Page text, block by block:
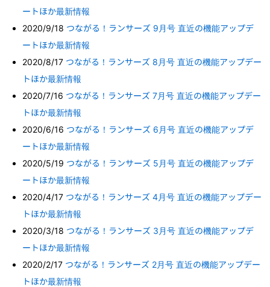
ートほか最新情報
2020/9/18 つながる！ランサーズ 9月号 直近の機能アップデ
ートほか最新情報
2020/8/17 つながる！ランサーズ 8月号 直近の機能アップデー
トほか最新情報
2020/7/16 つながる！ランサーズ 7月号 直近の機能アップデー
トほか最新情報
2020/6/16 つながる！ランサーズ 6月号 直近の機能アップデ
ートほか最新情報
2020/5/19 つながる！ランサーズ 5月号 直近の機能アップデ
ートほか最新情報
2020/4/17 つながる！ランサーズ 4月号 直近の機能アップデー
トほか最新情報
2020/3/18 つながる！ランサーズ 3月号 直近の機能アップデ
ートほか最新情報
2020/2/17 つながる！ランサーズ 2月号 直近の機能アップデー
トほか最新情報